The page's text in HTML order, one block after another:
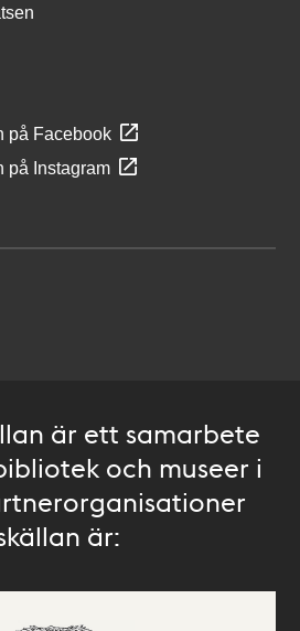
på Facebook
på Instagram
är ett samarbete
och museer i
är: